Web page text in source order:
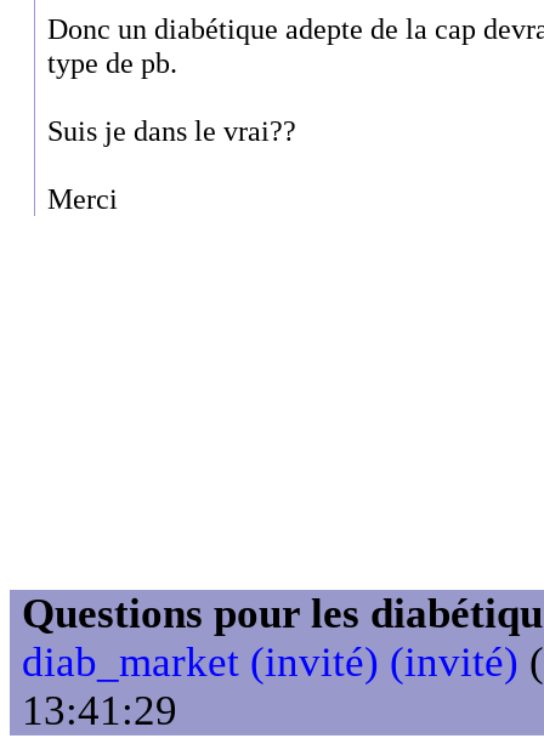
Donc un diabétique adepte de la cap
type de pb.
Suis je dans le vrai??
Merci
Questions pour les
diab_market (invité) (invité)
13:41:29